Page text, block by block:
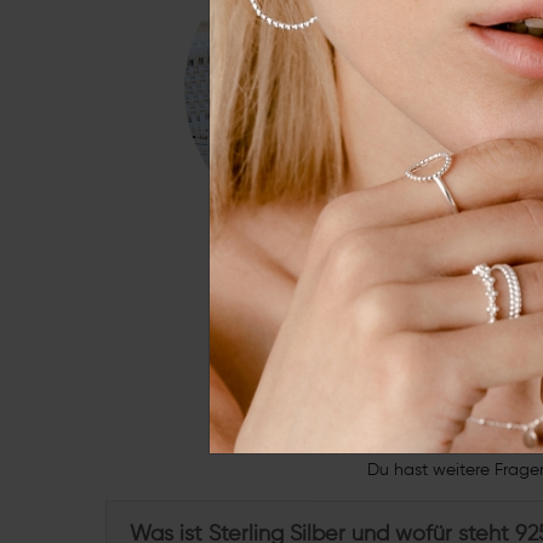
Du hast weitere
Was ist Sterling Silber und wofür steht
Externe
Alle